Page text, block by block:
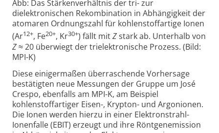
Abb: Das Stärkenverhältnis der tri- zur
dielektronischen Rekombination in Abhängigkeit der
atomaren Ordnungszahl für kohlenstoffartige Ionen
(Ar12+, Fe20+, Kr30+) fällt mitZstark ab. Unterhalb von
Z≈ 20 überwiegt der trielektronische Prozess. (Bild:
MPI-K)
Diese einigermaßen überraschende Vorhersage
bestätigten neue Messungen der Gruppe um José
Crespo, ebenfalls am MPI-K, am Beispiel
kohlenstoffartiger Eisen-, Krypton- und Argonionen.
Die Ionen werden hierzu in einer Elektronstrahl-
Ionenfalle (EBIT) erzeugt und ihre Röntgenemission